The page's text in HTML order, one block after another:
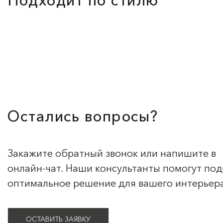
Остались вопросы?
Закажите обратный звонок или напишите в
онлайн-чат. Наши консультанты помогут
оптимальное решение для вашего
ОСТАВИТЬ ЗАЯВКУ